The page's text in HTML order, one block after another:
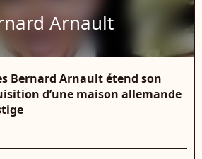
Arnault
Bernard Arnault étend son
d’une maison allemande